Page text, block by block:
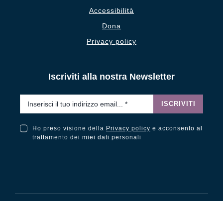
Accessibilità
Dona
Privacy policy
Iscriviti alla nostra Newsletter
ISCRIVITI
Ho preso visione della Privacy policy e acconsento al
trattamento dei miei dati personali